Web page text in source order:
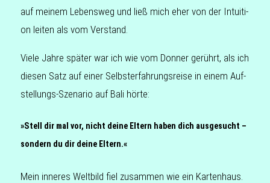
auf meinem Lebens­weg und ließ mich eher von der Intui­ti­
on leiten als vom Verstand.
Viele Jahre später war ich wie vom Donner gerührt, als ich
diesen Satz auf einer Selbst­er­fah­rungs­rei­se in einem Auf­
stel­lungs-Sze­na­rio auf Bali hörte:
»Stell dir mal vor, nicht deine Eltern haben dich ausgesucht –
sondern du dir deine Eltern.«
Mein inne­res Welt­bild fiel zusam­men wie ein Kar­ten­haus.